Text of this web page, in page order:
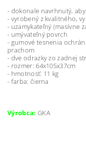
- dokonale navrhnutý,
- vyrobený z kvalitného,
- uzamykateľný (masívne
- umývateľný povrch
- gumové tesnenia
prachom
- dve odrazky zo zadnej
- rozmer: 64х105х37cm
- hmotnosť: 11 kg
- farba: čierna
Výrobca: GKA